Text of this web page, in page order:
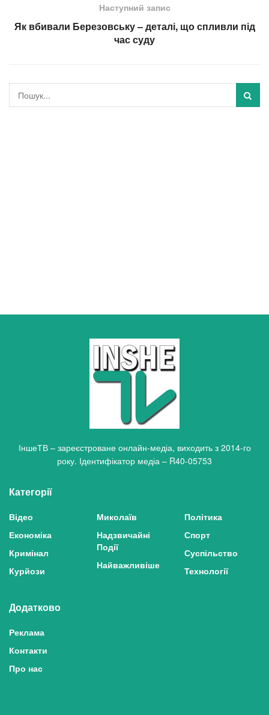
Наступний запис
Як вбивали Березовську – деталі, що спливли під
час суду
ІншеТВ – зареєстроване онлайн-медіа, виходить з 2014-го
року. Ідентифікатор медіа – R40-05753
Категорії
Відео
Економіка
Кримінал
Курйози
Миколаїв
Надзвичайні
Події
Найважливіше
Політика
Спорт
Суспільство
Технології
Додатково
Реклама
Контакти
Про нас